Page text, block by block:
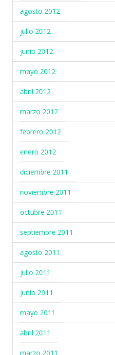
agosto 2012
julio 2012
junio 2012
mayo 2012
abril 2012
marzo 2012
febrero 2012
enero 2012
diciembre 2011
noviembre 2011
octubre 2011
septiembre 2011
agosto 2011
julio 2011
junio 2011
mayo 2011
abril 2011
marzo 2011